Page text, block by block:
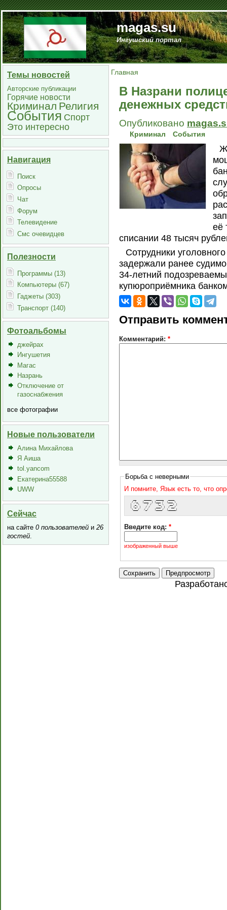
magas.su
Ингушский портал
Темы новостей
Авторские публикации
Горячие новости
Криминал Религия
События Спорт
Это интересно
Навигация
Поиск
Опросы
Чат
Форум
Телевидение
Смс очевидцев
Полезности
Программы (13)
Компьютеры (67)
Гаджеты (303)
Транспорт (140)
Фотоальбомы
джейрах
Ингушетия
Магас
Назрань
Отключение от
газоснабжения
все фотографии
Новые пользователи
Алина Михайлова
Я Аиша
tol.yancom
Екатерина55588
UWW
Сейчас
на сайте 0 пользователей и 26
гостей.
Главная
В Назрани
денежных
Опубликовано
Криминал События
её
списании 48 тысяч
Сотрудники
задержали ранее
34-летний
купюроприёмника
Отправить
Комментарий: *
Борьба с неверными
И помните, Язык есть то, что
  / /_   |___  | |___ /  |___ \
| '_ \     / /    |_ \    __) |
| (_) |   / /    ___) |  / __/
  \___/   /_/    |____/  |_____|
Введите код: *
изображенный выше